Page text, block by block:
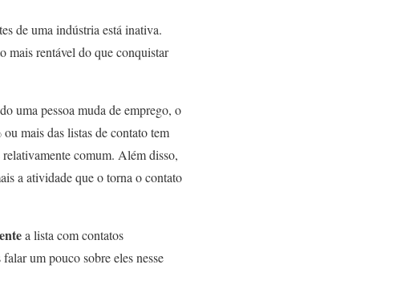
de uma indústria está inativa.
mais rentável do que conquistar
uma pessoa muda de emprego, o
mais das listas de contato tem
relativamente comum. Além disso,
a atividade que o torna o contato
a lista com contatos
um pouco sobre eles nesse